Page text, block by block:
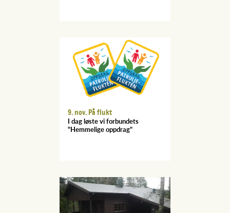
9. nov. På flukt
I dag løste vi forbundets
"Hemmelige oppdrag"